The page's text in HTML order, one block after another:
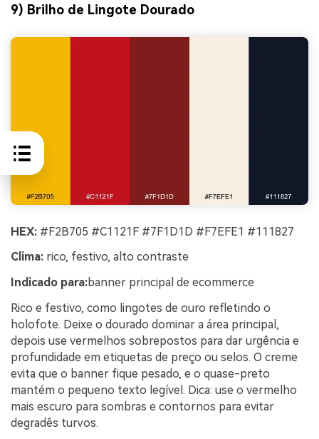
9) Brilho de Lingote Dourado
HEX: #F2B705 #C1121F #7F1D1D #F7EFE1 #111827
Clima: rico, festivo, alto contraste
Indicado para:banner principal de ecommerce
Rico e festivo, como lingotes de ouro refletindo o
holofote. Deixe o dourado dominar a área principal,
depois use vermelhos sobrepostos para dar urgência e
profundidade em etiquetas de preço ou selos. O creme
evita que o banner fique pesado, e o quase-preto
mantém o pequeno texto legível. Dica: use o vermelho
mais escuro para sombras e contornos para evitar
degradês turvos.